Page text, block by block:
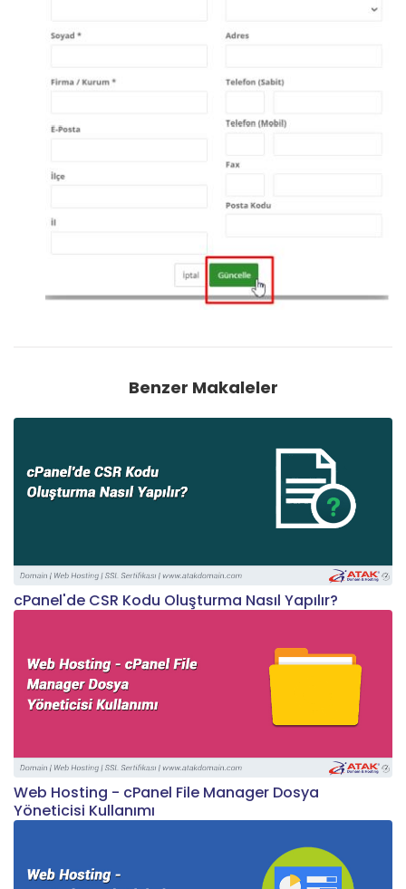
Benzer Makaleler
cPanel'de CSR Kodu Oluşturma Nasıl Yapılır?
Web Hosting - cPanel File Manager Dosya
Yöneticisi Kullanımı